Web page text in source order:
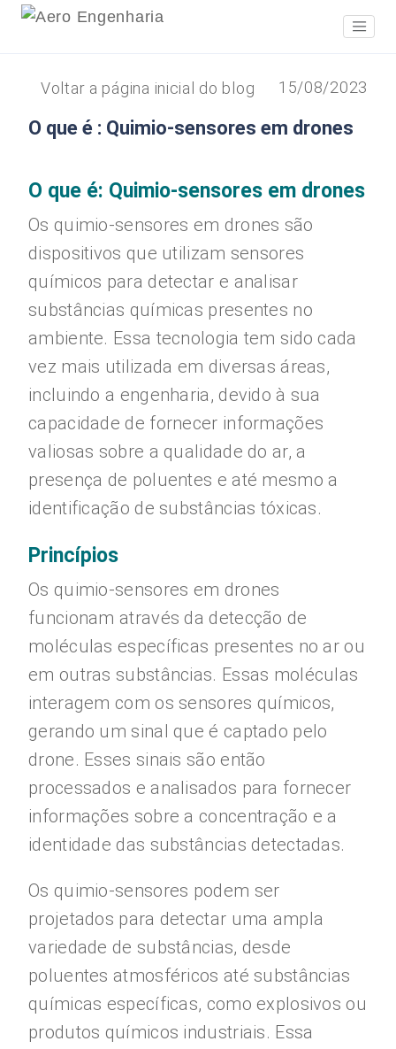
15/08/2023
Voltar a página inicial do blog
O que é : Quimio-sensores em drones
O que é: Quimio-sensores em drones
Os quimio-sensores em drones são
dispositivos que utilizam sensores
químicos para detectar e analisar
substâncias químicas presentes no
ambiente. Essa tecnologia tem sido cada
vez mais utilizada em diversas áreas,
incluindo a engenharia, devido à sua
capacidade de fornecer informações
valiosas sobre a qualidade do ar, a
presença de poluentes e até mesmo a
identificação de substâncias tóxicas.
Princípios
Os quimio-sensores em drones
funcionam através da detecção de
moléculas específicas presentes no ar ou
em outras substâncias. Essas moléculas
interagem com os sensores químicos,
gerando um sinal que é captado pelo
drone. Esses sinais são então
processados e analisados para fornecer
informações sobre a concentração e a
identidade das substâncias detectadas.
Os quimio-sensores podem ser
projetados para detectar uma ampla
variedade de substâncias, desde
poluentes atmosféricos até substâncias
químicas específicas, como explosivos ou
produtos químicos industriais. Essa